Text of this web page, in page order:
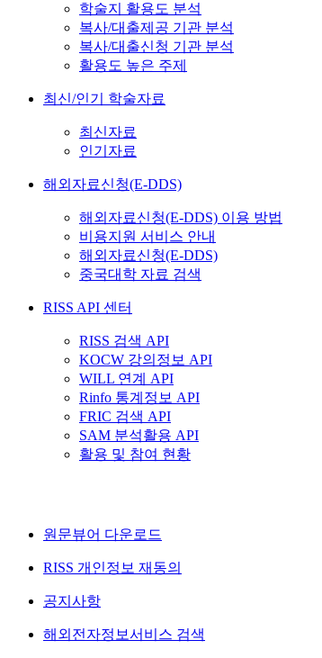
학술지 활용도 분석
복사/대출제공 기관 분석
복사/대출신청 기관 분석
활용도 높은 주제
최신/인기 학술자료
최신자료
인기자료
해외자료신청(E-DDS)
해외자료신청(E-DDS) 이용 방법
비용지원 서비스 안내
해외자료신청(E-DDS)
중국대학 자료 검색
RISS API 센터
RISS 검색 API
KOCW 강의정보 API
WILL 연계 API
Rinfo 통계정보 API
FRIC 검색 API
SAM 분석활용 API
활용 및 참여 현황
원문뷰어 다운로드
RISS 개인정보 재동의
공지사항
해외전자정보서비스 검색